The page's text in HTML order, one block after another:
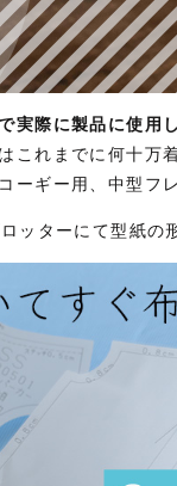
実際に製品に使用
これまでに何十万
ーギー用、中型フ
ッターにて型紙の